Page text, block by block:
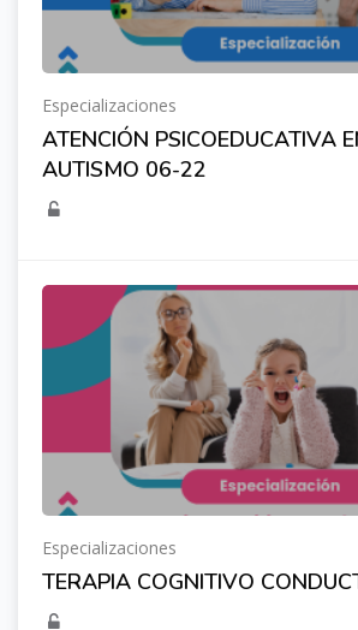
Especializaciones
ATENCIÓN PSICOEDUCATIVA
AUTISMO 06-22
Especializaciones
TERAPIA COGNITIVO